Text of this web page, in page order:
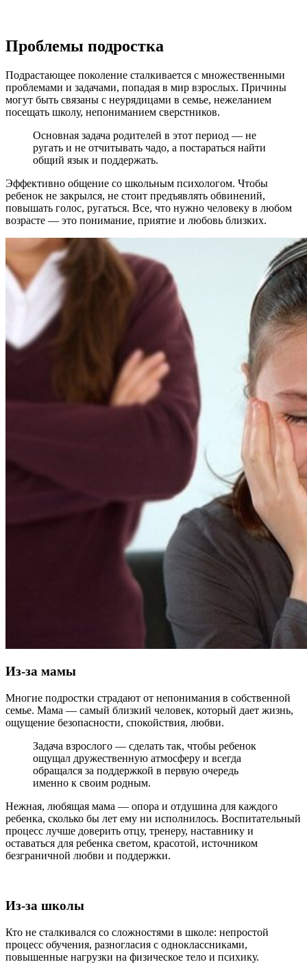
Проблемы подростка
Подрастающее поколение сталкивается с множественными
проблемами и задачами, попадая в мир взрослых. Причины
могут быть связаны с неурядицами в семье, нежеланием
посещать школу, непониманием сверстников.
Основная задача родителей в этот период — не
ругать и не отчитывать чадо, а постараться найти
общий язык и поддержать.
Эффективно общение со школьным психологом. Чтобы
ребенок не закрылся, не стоит предъявлять обвинений,
повышать голос, ругаться. Все, что нужно человеку в любом
возрасте — это понимание, приятие и любовь близких.
Из-за мамы
Многие подростки страдают от непонимания в собственной
семье. Мама — самый близкий человек, который дает жизнь,
ощущение безопасности, спокойствия, любви.
Задача взрослого — сделать так, чтобы ребенок
ощущал дружественную атмосферу и всегда
обращался за поддержкой в первую очередь
именно к своим родным.
Нежная, любящая мама — опора и отдушина для каждого
ребенка, сколько бы лет ему ни исполнилось. Воспитательный
процесс лучше доверить отцу, тренеру, наставнику и
оставаться для ребенка светом, красотой, источником
безграничной любви и поддержки.
Из-за школы
Кто не сталкивался со сложностями в школе: непростой
процесс обучения, разногласия с одноклассниками,
повышенные нагрузки на физическое тело и психику.